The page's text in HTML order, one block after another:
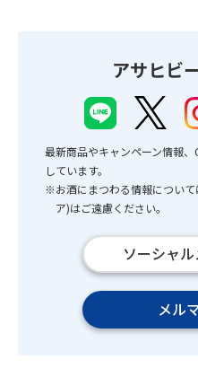
アサヒビ
最新商品やキャンペーン情報
しています。
※お酒にまつわる情報につい
ア)はご遠慮ください。
ソーシャ
メル